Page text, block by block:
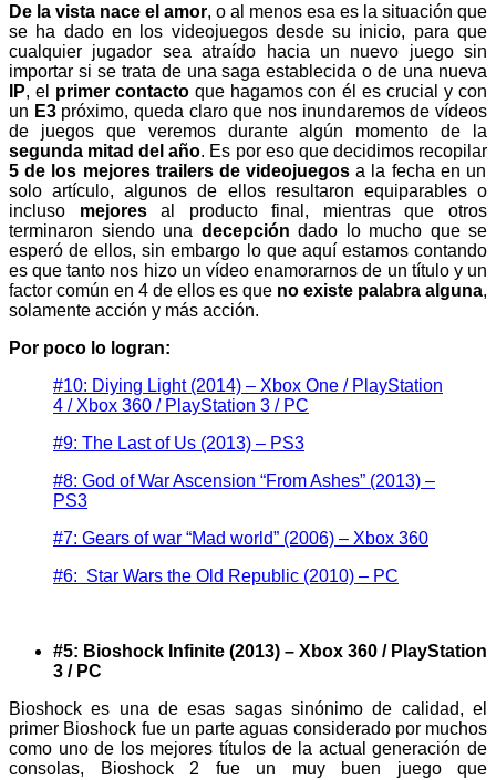
De la vista nace el amor, o al menos esa es la situación que
se ha dado en los videojuegos desde su inicio, para que
cualquier jugador sea atraído hacia un nuevo juego sin
importar si se trata de una saga establecida o de una nueva
IP, el primer contactoque hagamos con él es crucial y con
un E3próximo, queda claro que nos inundaremos de vídeos
de juegos que veremos durante algún momento de la
segunda mitad del año. Es por eso que decidimos recopilar
5 de los mejores trailers de videojuegos a la fecha en un
solo artículo, algunos de ellos resultaron equiparables o
incluso mejoresal producto final, mientras que otros
terminaron siendo una decepción dado lo mucho que se
esperó de ellos, sin embargo lo que aquí estamos contando
es que tanto nos hizo un vídeo enamorarnos de un título y un
factor común en 4 de ellos es que no existe palabra alguna,
solamente acción y más acción.
Por poco lo logran:
#10: Diying Light (2014) – Xbox One / PlayStation
4 / Xbox 360 / PlayStation 3 / PC
#9: The Last of Us (2013) – PS3
#8: God of War Ascension “From Ashes” (2013) –
PS3
#7: Gears of war “Mad world” (2006) – Xbox 360
#6: Star Wars the Old Republic (2010) – PC
#5: Bioshock Infinite (2013) – Xbox 360 / PlayStation
3 / PC
Bioshock es una de esas sagas sinónimo de calidad, el
primer Bioshock fue un parte aguas considerado por muchos
como uno de los mejores títulos de la actual generación de
consolas, Bioshock 2 fue un muy buen juego que